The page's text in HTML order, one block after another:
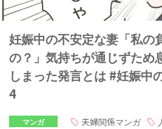
妊娠中の不安定な妻「私の
の？」気持ちが通じずた
しまった発言とは #妊娠中
4
マンガ 夫婦関係マンガ